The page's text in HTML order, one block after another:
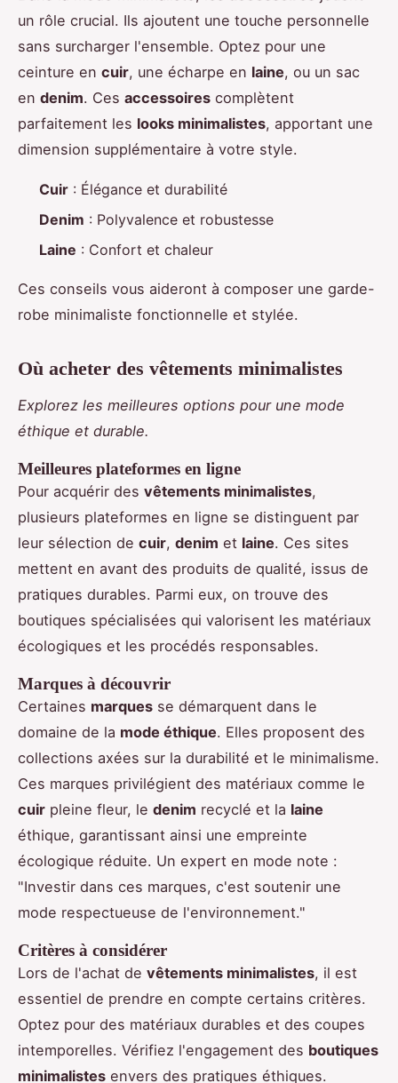
un rôle crucial. Ils ajoutent une touche personnelle
sans surcharger l'ensemble. Optez pour une
ceinture en cuir, une écharpe en laine, ou un sac
en denim. Ces accessoires complètent
parfaitement les looks minimalistes, apportant une
dimension supplémentaire à votre style.
Cuir : Élégance et durabilité
Denim : Polyvalence et robustesse
Laine : Confort et chaleur
Ces conseils vous aideront à composer une garde-
robe minimaliste fonctionnelle et stylée.
Où acheter des vêtements minimalistes
Explorez les meilleures options pour une mode
éthique et durable.
Meilleures plateformes en ligne
Pour acquérir des vêtements minimalistes,
plusieurs plateformes en ligne se distinguent par
leur sélection de cuir, denim et laine. Ces sites
mettent en avant des produits de qualité, issus de
pratiques durables. Parmi eux, on trouve des
boutiques spécialisées qui valorisent les matériaux
écologiques et les procédés responsables.
Marques à découvrir
Certaines marques se démarquent dans le
domaine de la mode éthique. Elles proposent des
collections axées sur la durabilité et le minimalisme.
Ces marques privilégient des matériaux comme le
cuir pleine fleur, le denim recyclé et la laine
éthique, garantissant ainsi une empreinte
écologique réduite. Un expert en mode note :
"Investir dans ces marques, c'est soutenir une
mode respectueuse de l'environnement."
Critères à considérer
Lors de l'achat de vêtements minimalistes, il est
essentiel de prendre en compte certains critères.
Optez pour des matériaux durables et des coupes
intemporelles. Vérifiez l'engagement des boutiques
minimalistes envers des pratiques éthiques.